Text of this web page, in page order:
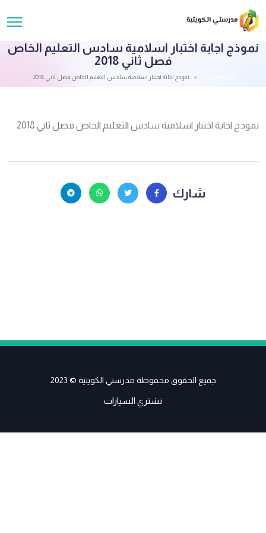
نموذج اجابة اختبار اسلامية سادس التعليم الخاص
فصل ثاني 2018
نموذج اجابة اختبار اسلامية سادس التعليم الخاص فصل ثاني 2018
نموذج اجابة اختبار اسلامية سادس التعليم الخاص فصل ثاني 2018
شارك
جميع الحقوق محفوظة مدرستي الكويتية © 2023
نشتري السيارات